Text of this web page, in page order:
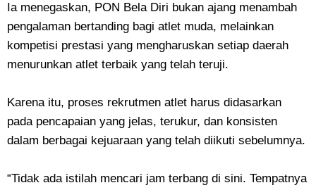
Ia menegaskan, PON Bela Diri bukan ajang menambah
pengalaman bertanding bagi atlet muda, melainkan
kompetisi prestasi yang mengharuskan setiap daerah
menurunkan atlet terbaik yang telah teruji.
Karena itu, proses rekrutmen atlet harus didasarkan
pada pencapaian yang jelas, terukur, dan konsisten
dalam berbagai kejuaraan yang telah diikuti sebelumnya.
“Tidak ada istilah mencari jam terbang di sini. Tempatnya